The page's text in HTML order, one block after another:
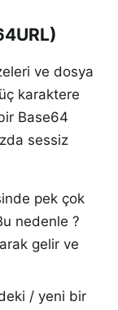
ve dosya
karaktere
Base64
sessiz
pek çok
nedenle ?
gelir ve
/ yeni bir